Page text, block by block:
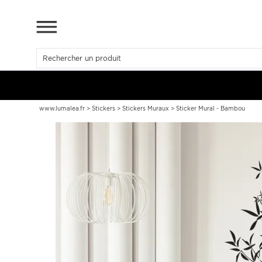
www.lumalea.fr >Stickers >Stickers Muraux >Sticker Mural - Bambou